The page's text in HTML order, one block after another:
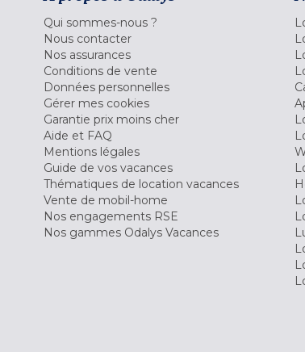
Qui sommes-nous ?
Nous contacter
Nos assurances
Conditions de vente
Données personnelles
Gérer mes cookies
Garantie prix moins cher
Aide et FAQ
Mentions légales
Guide de vos vacances
Thématiques de location vacances
Vente de mobil-home
Nos engagements RSE
Nos gammes Odalys Vacances